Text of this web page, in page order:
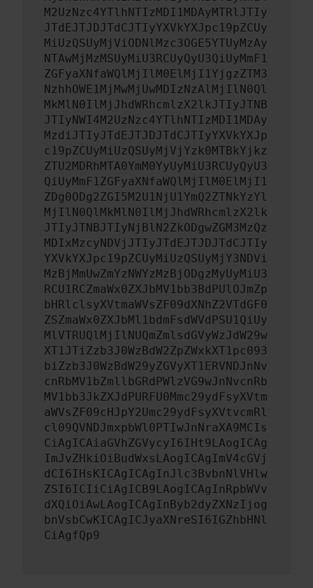
M2UzNzc4YTlhNTIzMDI1MDAyMTRlJTIy
JTdEJTJDJTdCJTIyYXVkYXJpc19pZCUy
MiUzQSUyMjViODNlMzc3OGE5YTUyMzAy
NTAwMjMzMSUyMiU3RCUyQyU3QiUyMmF1
ZGFyaXNfaWQlMjIlM0ElMjI1YjgzZTM3
NzhhOWE1MjMwMjUwMDIzNzAlMjIlN0Ql
MkMlN0IlMjJhdWRhcmlzX2lkJTIyJTNB
JTIyNWI4M2UzNzc4YTlhNTIzMDI1MDAy
MzdiJTIyJTdEJTJDJTdCJTIyYXVkYXJp
c19pZCUyMiUzQSUyMjVjYzk0MTBkYjkz
ZTU2MDRhMTA0YmM0YyUyMiU3RCUyQyU3
QiUyMmF1ZGFyaXNfaWQlMjIlM0ElMjI1
ZDg0ODg2ZGI5M2U1NjU1YmQ2ZTNkYzYl
MjIlN0QlMkMlN0IlMjJhdWRhcmlzX2lk
JTIyJTNBJTIyNjBlN2ZkODgwZGM3MzQz
MDIxMzcyNDVjJTIyJTdEJTJDJTdCJTIy
YXVkYXJpc19pZCUyMiUzQSUyMjY3NDVi
MzBjMmUwZmYzNWYzMzBjODgzMyUyMiU3
RCU1RCZmaWx0ZXJbMV1bb3BdPUlOJmZp
bHRlclsyXVtmaWVsZF09dXNhZ2VTdGF0
ZSZmaWx0ZXJbMl1bdmFsdWVdPSU1QiUy
MlVTRUQlMjIlNUQmZmlsdGVyWzJdW29w
XT1JTiZzb3J0WzBdW2ZpZWxkXT1pc093
biZzb3J0WzBdW29yZGVyXT1ERVNDJnNv
cnRbMV1bZmllbGRdPWlzVG9wJnNvcnRb
MV1bb3JkZXJdPURFU0Mmc29ydFsyXVtm
aWVsZF09cHJpY2Umc29ydFsyXVtvcmRl
cl09QVNDJmxpbWl0PTIwJnNraXA9MCIs
CiAgICAiaGVhZGVycyI6IHt9LAogICAg
ImJvZHkiOiBudWxsLAogICAgImV4cGVj
dCI6IHsKICAgICAgInJlc3BvbnNlVHlw
ZSI6ICIiCiAgICB9LAogICAgInRpbWVv
dXQiOiAwLAogICAgInByb2dyZXNzIjog
bnVsbCwKICAgICJyaXNreSI6IGZhbHNl
CiAgfQp9